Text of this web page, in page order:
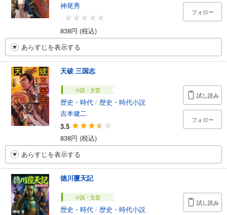
神尾秀
-
838円 (税込)
フォロー
あらすじを表示する
天破 三国志
小説・文芸
歴史・時代 / 歴史・時代小説
吉本健二
3.5
838円 (税込)
試し読み
フォロー
あらすじを表示する
徳川覆天記
小説・文芸
歴史・時代 / 歴史・時代小説
試し読み